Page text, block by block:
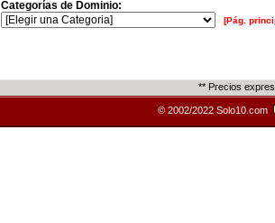
Categorías de Dominio:
[Pág.
** Precios
© 2002/2022 Solo10.com